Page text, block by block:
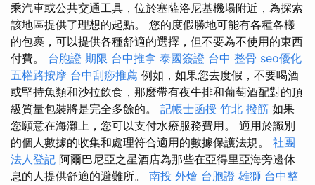
乘汽車或公共交通工具，位於塞薩洛尼基機場附近，為探索
該地區提供了理想的起點。 您的度假勝地可能有各種各樣
的包裹，可以提供各種舒適的選擇，但不要為不使用的東西
付費。 台胞證 期限 台中推拿 泰國簽證 台中 整骨 seo優化
五權路按摩 台中刮痧推薦 例如，如果您去度假，不要喝酒
或堅持魚類和沙拉飲食，那麼帶有夜牛排和葡萄酒配對的頂
級質量包裝將是完全多餘的。 記帳士函授 竹北 撥筋 如果
您願意在海灘上，您可以支付水療服務費用。 適用於識別
的個人數據的收集和處理符合適用的數據保護法規。 社團
法人登記 阿爾巴尼亞之星酒店為那些在亞得里亞海旁邊休
息的人提供舒適的避難所。 南投 外燴 台胞證 雄獅 台中整